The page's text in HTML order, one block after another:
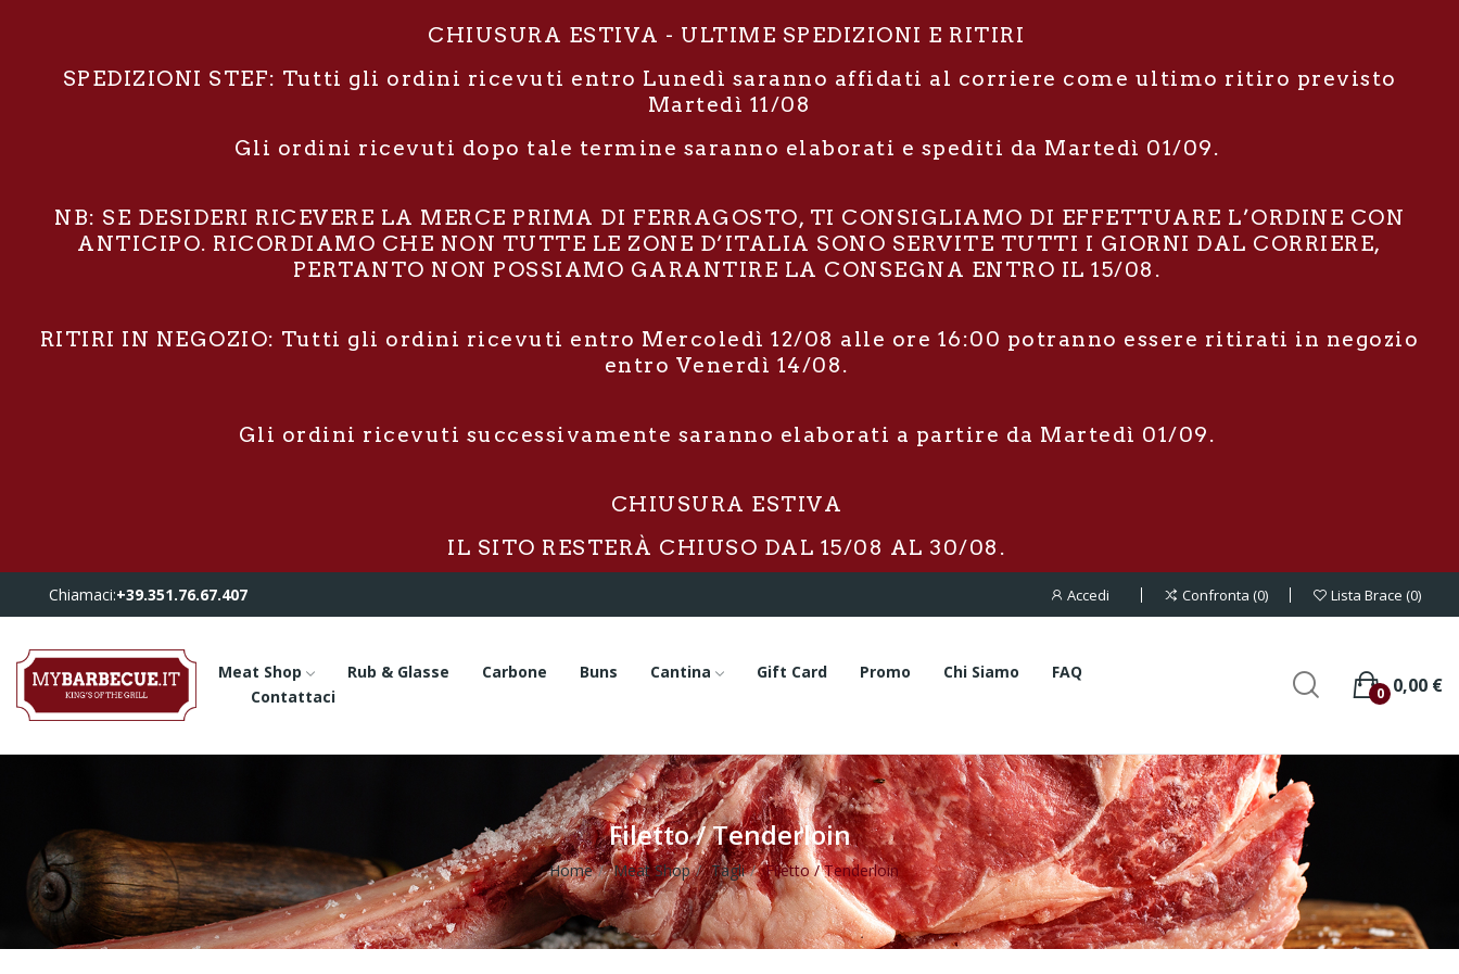
CHIUSURA ESTIVA - ULTIME SPEDIZIONI E RITIRI
SPEDIZIONI STEF: Tutti gli ordini ricevuti entro Lunedì saranno affidati al corriere come ultimo ritiro previsto
Martedì 11/08
Gli ordini ricevuti dopo tale termine saranno elaborati e spediti da Martedì 01/09.
NB: SE DESIDERI RICEVERE LA MERCE PRIMA DI FERRAGOSTO, TI CONSIGLIAMO DI EFFETTUARE L’ORDINE CON
ANTICIPO. RICORDIAMO CHE NON TUTTE LE ZONE D’ITALIA SONO SERVITE TUTTI I GIORNI DAL CORRIERE,
PERTANTO NON POSSIAMO GARANTIRE LA CONSEGNA ENTRO IL 15/08.
RITIRI IN NEGOZIO: Tutti gli ordini ricevuti entro Mercoledì 12/08 alle ore 16:00 potranno essere ritirati in negozio
entro Venerdì 14/08.
Gli ordini ricevuti successivamente saranno elaborati a partire da Martedì 01/09.
CHIUSURA ESTIVA
IL SITO RESTERÀ CHIUSO DAL 15/08 AL 30/08.
Chiamaci:+39.351.76.67.407 Accedi Confronta 0 Lista Brace 0
Meat Shop Rub & Glasse Carbone Buns Cantina Gift Card Promo Chi Siamo
FAQ
Contattaci
0,00 €
0
Filetto / Tenderloin
Home Meat Shop Tagli Filetto / Tenderloin